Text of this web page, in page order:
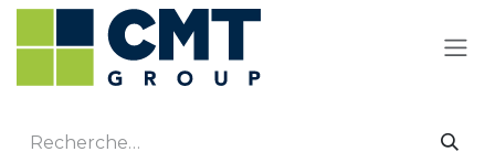
Se rendre au contenu